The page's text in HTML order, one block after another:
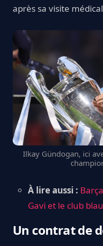
après sa visite
Ilkay Gündogan, ici
À lire aussi :
Gavi et le club
Un contrat de